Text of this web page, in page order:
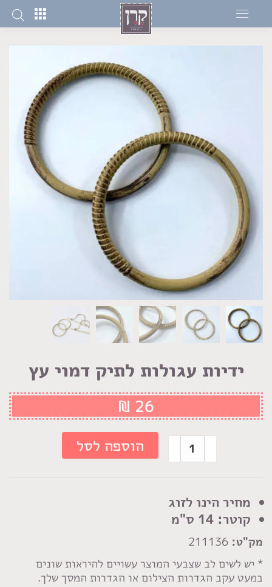
ידיות עגולות לתיק דמוי עץ
מחיר הינו לזוג
קוטר: 14 ס"מ
מק"ט:
* יש לשים לב שצבעי המוצר עשויים להיראות שונים
במעט עקב הגדרות הצילום או הגדרות המסך שלך.
₪ 26
כמות
של
עגולות
לתיק
דמוי
עץ
הוספה לסל